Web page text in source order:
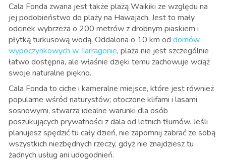
Cala Fonda zwana jest także plażą Waikiki ze względu na
jej podobieństwo do plaży na Hawajach. Jest to mały
odcinek wybrzeża o 200 metrów z drobnym piaskiem i
płytką turkusową wodą. Oddalona o 10 km od domów
wypoczynkowych w Tarragonie, plaża nie jest szczególnie
łatwo dostępna, ale właśnie dzięki temu zachowuje wciąż
swoje naturalne piękno.
Cala Fonda to ciche i kameralne miejsce, które jest również
popularne wśród naturystów; otoczone klifami i lasami
sosnowymi, stwarza idealne warunki dla osób
poszukujących prywatności z dala od letnich tłumów. Jeśli
planujesz spędzić tu cały dzień, nie zapomnij zabrać ze sobą
wszystkich niezbędnych rzeczy, gdyż nie znajdziesz tu
żadnych usług ani udogodnień.